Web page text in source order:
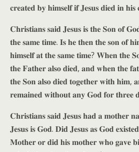
𝐜𝐫𝐞𝐚𝐭𝐞𝐝 𝐛𝐲 𝐡𝐢𝐦𝐬𝐞𝐥𝐟 𝐢𝐟 𝐉𝐞𝐬𝐮𝐬 𝐝𝐢𝐞𝐝 𝐢𝐧
𝐂𝐡𝐫𝐢𝐬𝐭𝐢𝐚𝐧𝐬 𝐬𝐚𝐢𝐝 𝐉𝐞𝐬𝐮𝐬 𝐢𝐬 𝐭𝐡𝐞 𝐒𝐨𝐧 𝐨𝐟
𝐭𝐡𝐞 𝐬𝐚𝐦𝐞 𝐭𝐢𝐦𝐞. 𝐈𝐬 𝐡𝐞 𝐭𝐡𝐞𝐧 𝐭𝐡𝐞 𝐬𝐨𝐧 𝐨𝐟
𝐡𝐢𝐦𝐬𝐞𝐥𝐟 𝐚𝐭 𝐭𝐡𝐞 𝐬𝐚𝐦𝐞 𝐭𝐢𝐦𝐞? 𝐖𝐡𝐞𝐧 𝐭𝐡𝐞
𝐭𝐡𝐞 𝐅𝐚𝐭𝐡𝐞𝐫 𝐚𝐥𝐬𝐨 𝐝𝐢𝐞𝐝, 𝐚𝐧𝐝 𝐰𝐡𝐞𝐧 𝐭𝐡𝐞
𝐭𝐡𝐞 𝐒𝐨𝐧 𝐚𝐥𝐬𝐨 𝐝𝐢𝐞𝐝 𝐭𝐨𝐠𝐞𝐭𝐡𝐞𝐫 𝐰𝐢𝐭𝐡 𝐡𝐢𝐦,
𝐫𝐞𝐦𝐚𝐢𝐧𝐞𝐝 𝐰𝐢𝐭𝐡𝐨𝐮𝐭 𝐚𝐧𝐲 𝐆𝐨𝐝 𝐟𝐨𝐫 𝐭𝐡𝐫𝐞𝐞
𝐂𝐡𝐫𝐢𝐬𝐭𝐢𝐚𝐧𝐬 𝐬𝐚𝐢𝐝 𝐉𝐞𝐬𝐮𝐬 𝐡𝐚𝐝 𝐚 𝐦𝐨𝐭𝐡𝐞𝐫
𝐉𝐞𝐬𝐮𝐬 𝐢𝐬 𝐆𝐨𝐝. 𝐃𝐢𝐝 𝐉𝐞𝐬𝐮𝐬 𝐚𝐬 𝐆𝐨𝐝 𝐞𝐱𝐢𝐬𝐭𝐞𝐝
𝐌𝐨𝐭𝐡𝐞𝐫 𝐨𝐫 𝐝𝐢𝐝 𝐡𝐢𝐬 𝐦𝐨𝐭𝐡𝐞𝐫 𝐰𝐡𝐨 𝐠𝐚𝐯𝐞